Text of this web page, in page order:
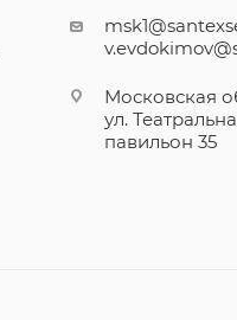
Московская
ул.
павильон 35